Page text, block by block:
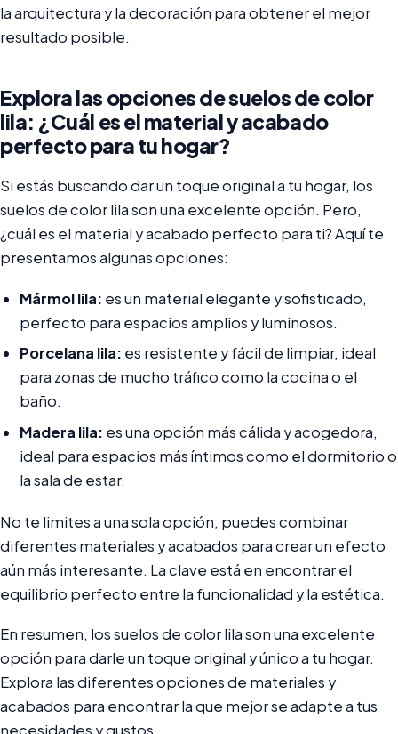
la arquitectura y la decoración para obtener el mejor
resultado posible.
Explora las opciones de suelos de color
lila: ¿Cuál es el material y acabado
perfecto para tu hogar?
Si estás buscando dar un toque original a tu hogar, los
suelos de color lila son una excelente opción. Pero,
¿cuál es el material y acabado perfecto para ti? Aquí te
presentamos algunas opciones:
Mármol lila: es un material elegante y sofisticado,
perfecto para espacios amplios y luminosos.
Porcelana lila: es resistente y fácil de limpiar, ideal
para zonas de mucho tráfico como la cocina o el
baño.
Madera lila: es una opción más cálida y acogedora,
ideal para espacios más íntimos como el dormitorio o
la sala de estar.
No te limites a una sola opción, puedes combinar
diferentes materiales y acabados para crear un efecto
aún más interesante. La clave está en encontrar el
equilibrio perfecto entre la funcionalidad y la estética.
En resumen, los suelos de color lila son una excelente
opción para darle un toque original y único a tu hogar.
Explora las diferentes opciones de materiales y
acabados para encontrar la que mejor se adapte a tus
necesidades y gustos.